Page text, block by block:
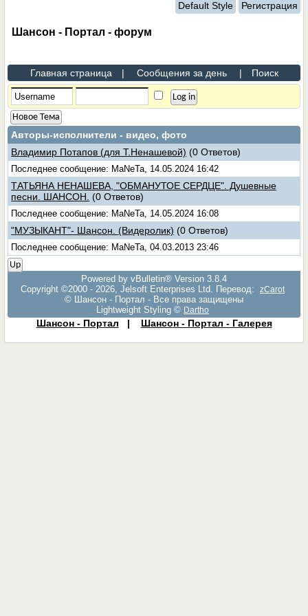
Default Style Регистрация
Шансон - Портал - форум
Главная страница | Сообщения за день | Поиск
Новое Тема
Авторы-исполнители - видео, фото
Владимир Потапов (для Т.Ненашевой) (0 Ответов)
Последнее сообщение: MaNeTa, 14.05.2024 16:42
ТАТЬЯНА НЕНАШЕВА, "ОБМАНУТОЕ СЕРДЦЕ". Душевные
песни. ШАНСОН. (0 Ответов)
Последнее сообщение: MaNeTa, 14.05.2024 16:08
"МУЗЫКАНТ"- Шансон. (Видеролик) (0 Ответов)
Последнее сообщение: MaNeTa, 04.03.2013 23:46
Up
Powered by vBulletin® Version 3.8.4
Copyright ©2000 - 2026, Jelsoft Enterprises Ltd. Перевод:
zCarot
© Шансон - Портал - Все права защищены
Lightweight Styling © Dartho
Шансон - Портал | Шансон - Портал - Галерея